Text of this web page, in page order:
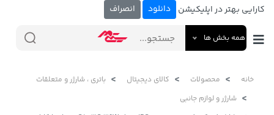
کارایی بهتر در اپلیکیشن دانلود انصراف
همه بخش ها
خانه محصولات کالای دیجیتال
باتری ، شارژر و متعلقات
شارژر و لوازم جانبی